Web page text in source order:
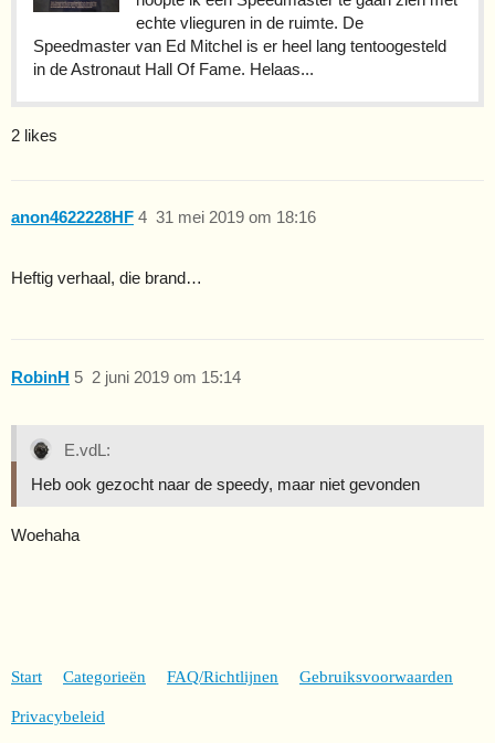
echte vlieguren in de ruimte. De
Speedmaster van Ed Mitchel is er heel lang tentoogesteld
in de Astronaut Hall Of Fame. Helaas...
2 likes
anon4622228HF 31 mei 2019 om 18:16
4
Heftig verhaal, die brand…
RobinH 2 juni 2019 om 15:14
5
E.vdL:
Heb ook gezocht naar de speedy, maar niet gevonden
Woehaha
Start Categorieën FAQ/Richtlijnen Gebruiksvoorwaarden
Privacybeleid